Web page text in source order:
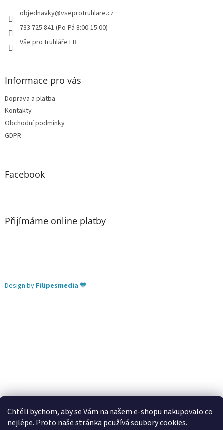
Chtěli bychom, aby se Vám na našem e-shopu nakupovalo co
nejlépe. Proto naše stránka používá soubory cookies.
objednavky@vseprotruhlare.cz
733 725 841 (Po-Pá 8:00-15:00)
Vše pro truhláře FB
Informace pro vás
Doprava a platba
Kontakty
Obchodní podmínky
GDPR
Facebook
Přijímáme online platby
Design by Filipesmedia 🧡
Lekva nábytek ubytování pod Pálavou kování Tulip